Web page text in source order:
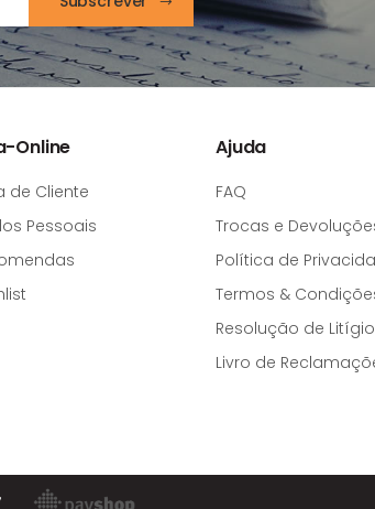
Online
de Cliente
Pessoais
Ajuda
FAQ
Trocas e
Política de
Termos &
Resolução de
Livro de